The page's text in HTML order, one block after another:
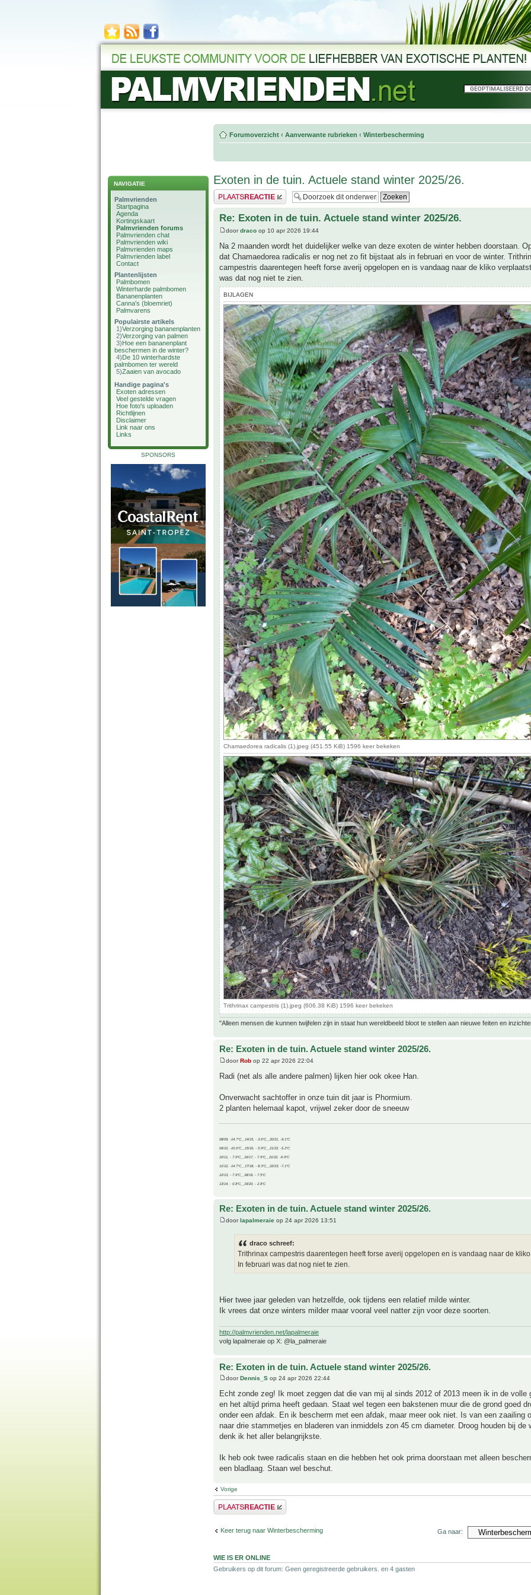
NAVIGATIE
Palmvrienden
Startpagina
Agenda
Kortingskaart
Palmvrienden forums
Palmvrienden chat
Palmvrienden wiki
Palmvrienden maps
Palmvrienden label
Contact
Plantenlijsten
Palmbomen
Winterharde palmbomen
Bananenplanten
Canna's (bloemriet)
Palmvarens
Populairste artikels
1)Verzorging bananenplanten
2)Verzorging van palmen
3)Hoe een bananenplant
beschermen in de winter?
4)De 10 winterhardste
palmbomen ter wereld
5)Zaaien van avocado
Handige pagina's
Exoten adressen
Veel gestelde vragen
Hoe foto's uploaden
Richtlijnen
Disclaimer
Link naar ons
Links
SPONSORS
Forumoverzicht ‹ Aanverwante rubrieken ‹ Winterbescherming
Exoten in de tuin. Actuele stand winter 2025/26.
Plaats een reactie
Re: Exoten in de tuin. Actuele stand winter 2025/26.
doordraco op 10 apr 2026 19:44
Na 2 maanden wordt het duidelijker welke van deze exoten de winter hebben doorstaan.
dat Chamaedorea radicalis er nog net zo fit bijstaat als in februari en voor de winter.
campestris daarentegen heeft forse averij opgelopen en is vandaag naar de kliko
was dat nog niet te zien.
BIJLAGEN
Chamaedorea radicalis (1).jpeg (451.55 KiB) 1596 keer bekeken
Trithrinax campestris (1).jpeg (606.38 KiB) 1596 keer bekeken
"Alleen mensen die kunnen twijfelen zijn in staat hun wereldbeeld bloot te stellen aan nieuwe feiten en
Re: Exoten in de tuin. Actuele stand winter 2025/26.
doorRob op 22 apr 2026 22:04
Radi (net als alle andere palmen) lijken hier ook okee Han.
Onverwacht sachtoffer in onze tuin dit jaar is Phormium.
2 planten helemaal kapot, vrijwel zeker door de sneeuw
08/09, -14.7°C__14/15, - 3.6°C__20/21, -9.1°C
09/10, -10.0°C__15/16, - 5.9°C__21/22, -5.2°C
10/11, - 7.9°C__16/17, - 7.9°C__21/22, -6.9°C
11/12, -14.7°C__17/18, - 8.3°C__22/23, -7.1°C
12/13, - 7.9°C__18/19, - 7.5°C
13/14, - 0.8°C__19/20, - 2.8°C
Re: Exoten in de tuin. Actuele stand winter 2025/26.
doorlapalmeraie op 24 apr 2026 13:51
draco schreef:
Trithrinax campestris daarentegen heeft forse averij opgelopen en is vandaag naar de
In februari was dat nog niet te zien.
Hier twee jaar geleden van hetzelfde, ook tijdens een relatief milde winter.
Ik vrees dat onze winters milder maar vooral veel natter zijn voor deze soorten.
http://palmvrienden.net/lapalmeraie
volg lapalmeraie op X: @la_palmeraie
Re: Exoten in de tuin. Actuele stand winter 2025/26.
doorDennis_S op 24 apr 2026 22:44
Echt zonde zeg! Ik moet zeggen dat die van mij al sinds 2012 of 2013 meen ik in de volle
en het altijd prima heeft gedaan. Staat wel tegen een bakstenen muur die de grond goed
onder een afdak. En ik bescherm met een afdak, maar meer ook niet. Is van een zaailing
naar drie stammetjes en bladeren van inmiddels zon 45 cm diameter. Droog houden bij de
denk ik het aller belangrijkste.
Ik heb ook twee radicalis staan en die hebben het ook prima doorstaan met alleen
een bladlaag. Staan wel beschut.
Vorige
Plaats een reactie
Keer terug naar Winterbescherming Ga naar:
WIE IS ER ONLINE
Gebruikers op dit forum: Geen geregistreerde gebruikers. en 4 gasten